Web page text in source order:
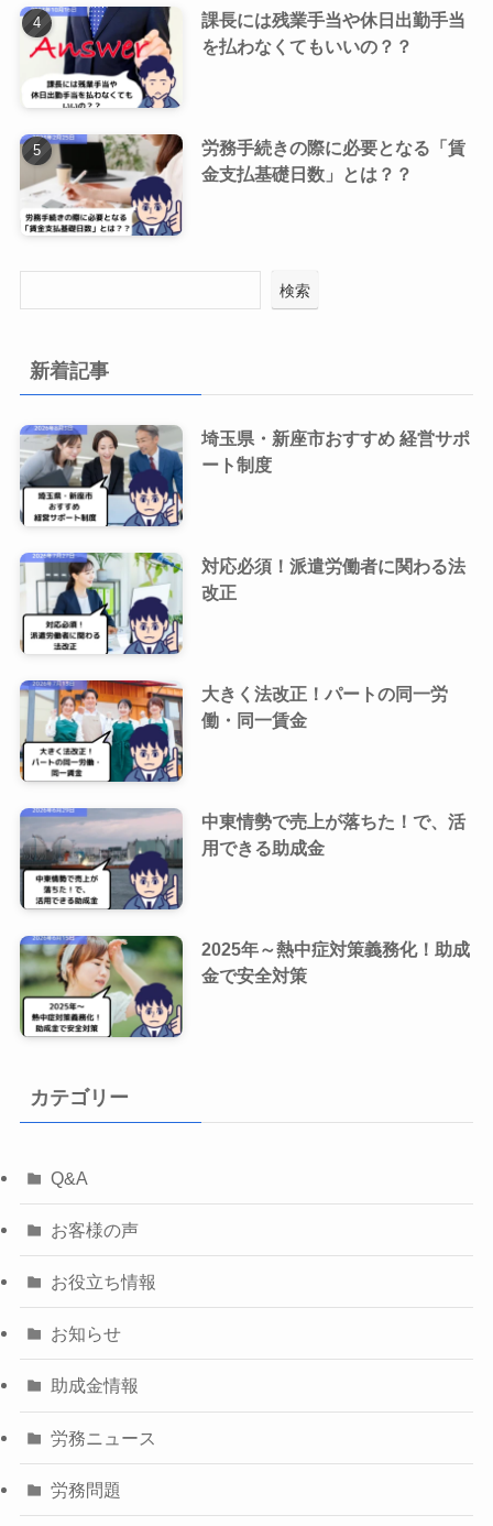
課長には残業手当や休日出勤手当
を払わなくてもいいの？？
労務手続きの際に必要となる「賃
金支払基礎日数」とは？？
検索
新着記事
埼玉県・新座市おすすめ 経営サポ
ート制度
対応必須！派遣労働者に関わる法
改正
大きく法改正！パートの同一労
働・同一賃金
中東情勢で売上が落ちた！で、活
用できる助成金
2025年～熱中症対策義務化！助成
金で安全対策
カテゴリー
Q&A
お客様の声
お役立ち情報
お知らせ
助成金情報
労務ニュース
労務問題